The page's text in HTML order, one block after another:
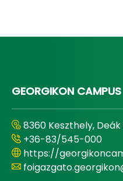
GEORGIKON CAMPUS
8360 Keszthely,
+36-83/545-000
https://